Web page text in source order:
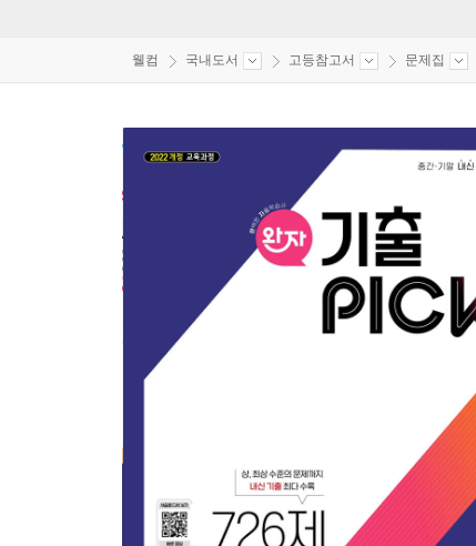
웰컴 국내도서 고등참고서 문제집